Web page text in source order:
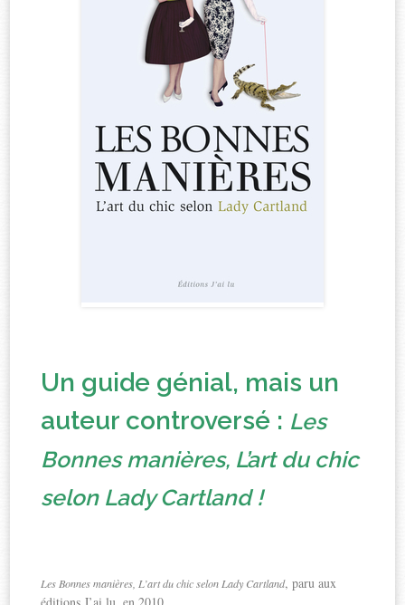
Un guide génial, mais un
auteur controversé : Les
Bonnes manières, L’art du chic
selon Lady Cartland !
Les Bonnes manières, L’art du chic selon Lady Cartland, paru aux